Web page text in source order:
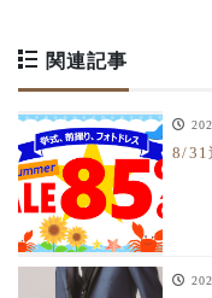
関連記事
8/31